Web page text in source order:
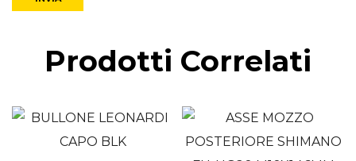
Prodotti Correlati